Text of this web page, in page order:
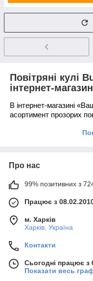
Повітряні кулі
інтернет-
В інтернет-магазині
асортимент прозорих
композицій. Ми
Переваги куль
Прозорість і
додає композиціям
Універсальність
кульками та іншими
Довговічність
Виготовлені з
Про нас
99% позитивних з 724
Працює з
м. Харків
Харків, Україна
Контакти
Сьогодні працює з
Показати весь